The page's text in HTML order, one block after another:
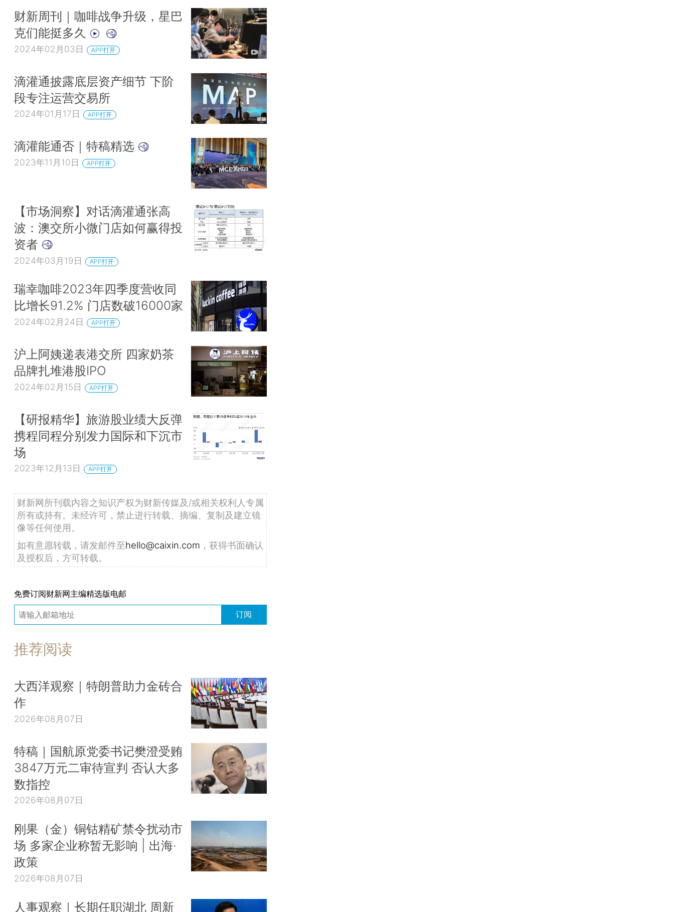
财新周刊｜咖啡战争升级，星巴
克们能挺多久
2024年02月03日 APP打开
滴灌通披露底层资产细节 下阶
段专注运营交易所
2024年01月17日 APP打开
滴灌能通否｜特稿精选
2023年11月10日 APP打开
【市场洞察】对话滴灌通张高
波：澳交所小微门店如何赢得投
资者
2024年03月19日 APP打开
瑞幸咖啡2023年四季度营收同
比增长91.2% 门店数破16000家
2024年02月24日 APP打开
沪上阿姨递表港交所 四家奶茶
品牌扎堆港股IPO
2024年02月15日 APP打开
【研报精华】旅游股业绩大反弹
携程同程分别发力国际和下沉市
场
2023年12月13日 APP打开
财新网所刊载内容之知识产权为财新传媒及/或相关权利人专属
所有或持有。未经许可，禁止进行转载、摘编、复制及建立镜
像等任何使用。
如有意愿转载，请发邮件至hello@caixin.com ，获得书面确认
及授权后，方可转载。
免费订阅财新网主编精选版电邮
订阅
推荐阅读
大西洋观察｜特朗普助力金砖合
作
2026年08月07日
特稿｜国航原党委书记樊澄受贿
3847万元二审待宣判 否认大多
数指控
2026年08月07日
刚果（金）铜钴精矿禁令扰动市
场 多家企业称暂无影响 | 出海·
政策
2026年08月07日
人事观察｜长期任职湖北 周新